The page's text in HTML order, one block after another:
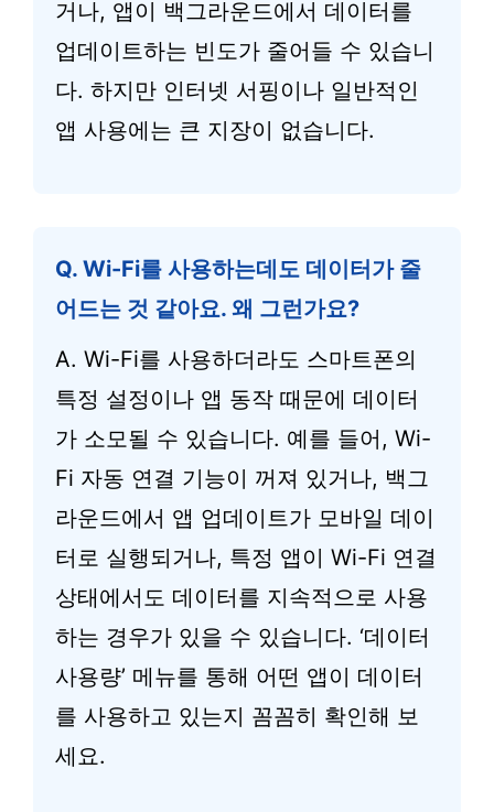
거나, 앱이 백그라운드에서 데이터를
업데이트하는 빈도가 줄어들 수 있습니
다. 하지만 인터넷 서핑이나 일반적인
앱 사용에는 큰 지장이 없습니다.
Q. Wi-Fi를 사용하는데도 데이터가 줄
어드는 것 같아요. 왜 그런가요?
A. Wi-Fi를 사용하더라도 스마트폰의
특정 설정이나 앱 동작 때문에 데이터
가 소모될 수 있습니다. 예를 들어, Wi-
Fi 자동 연결 기능이 꺼져 있거나, 백그
라운드에서 앱 업데이트가 모바일 데이
터로 실행되거나, 특정 앱이 Wi-Fi 연결
상태에서도 데이터를 지속적으로 사용
하는 경우가 있을 수 있습니다. ‘데이터
사용량’ 메뉴를 통해 어떤 앱이 데이터
를 사용하고 있는지 꼼꼼히 확인해 보
세요.